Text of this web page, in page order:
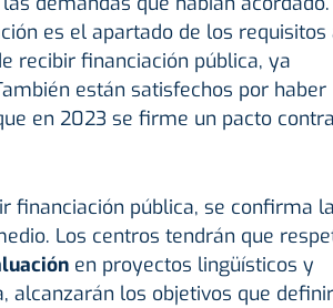
es el apartado de los requisitos
recibir financiación pública, ya
están satisfechos por haber
en 2023 se firme un pacto
financiación pública, se confirma la
Los centros tendrán que
en proyectos lingüísticos y
alcanzarán los objetivos que